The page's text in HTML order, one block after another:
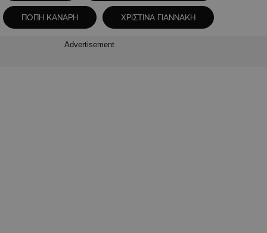
ΠΟΠΗ ΚΑΝΑΡΗ ΧΡΙΣΤΙΝΑ ΓΙΑΝΝΑΚΗ
Advertisement